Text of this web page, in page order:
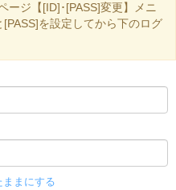
ージ【[ID]･[PASS]変更】メニ
を設定してから下のログ
ままにする